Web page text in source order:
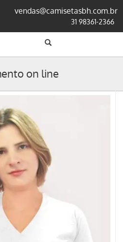
vendas@camisetasbh.com.br
31 98361-2366
on line